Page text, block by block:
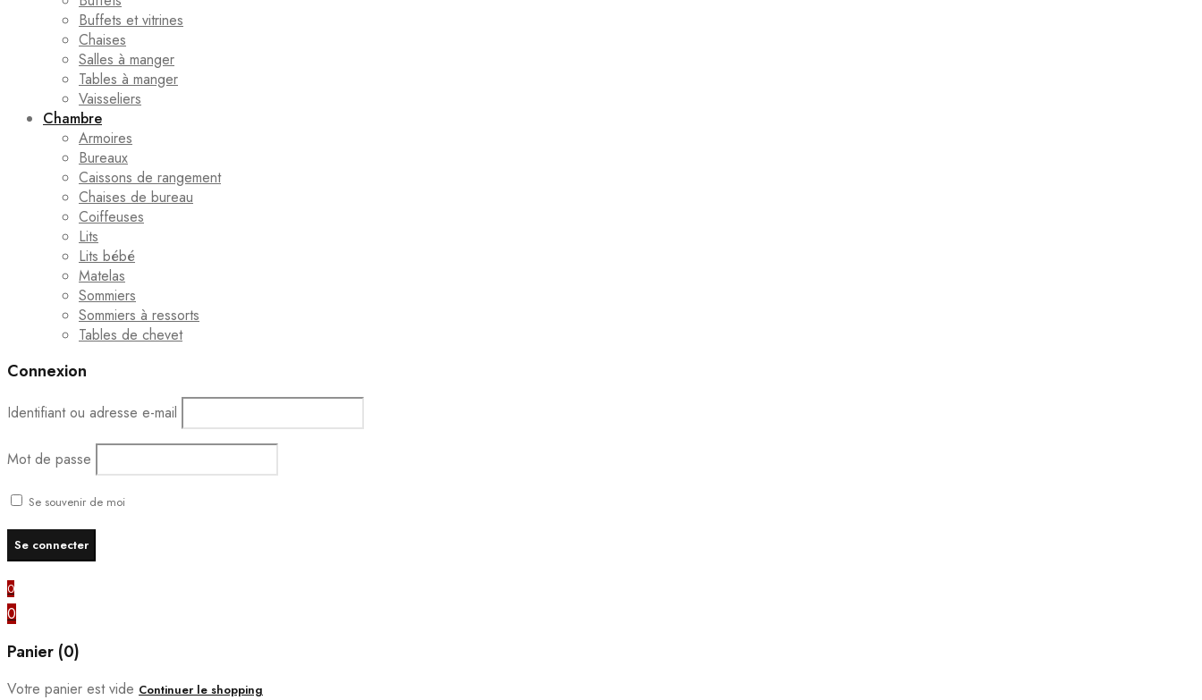
Buffets et vitrines
Chaises
Salles à manger
Tables à manger
Vaisseliers
Chambre
Armoires
Bureaux
Caissons de rangement
Chaises de bureau
Coiffeuses
Lits
Lits bébé
Matelas
Sommiers
Sommiers à ressorts
Tables de chevet
Connexion
Identifiant ou adresse e-mail
Mot de passe
Se souvenir de moi
0
0
Panier (0)
Votre panier est vide Continuer le shopping